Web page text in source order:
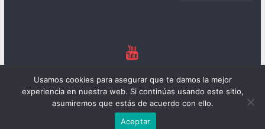
derechos reservados.
Tema:ColorMagpor ThemeGrill. Funciona conWordPress
Usamos cookies para asegurar que te damos la mejor
experiencia en nuestra web. Si continúas usando este sitio,
asumiremos que estás de acuerdo con ello.
Aceptar